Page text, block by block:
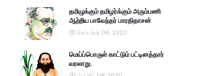
தமிழுக்கும் தமிழர்க்கும் அரும்பணி
ஆற்றிய பாவேந்தர் பாரதிதாசன்
செப்டம்பர் 06, 2020
மெய்ப்பொருள் காட்டும் பட்டினத்தார்
வரலாறு.